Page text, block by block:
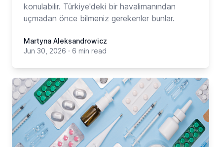
konulabilir. Türkiye'deki bir havalimanından
uçmadan önce bilmeniz gerekenler bunlar.
Martyna Aleksandrowicz
Jun 30, 2026 · 6 min read